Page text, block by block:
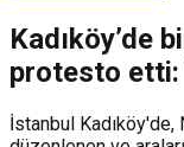
sürdürülebilir atık
Kadıköy’de
protesto etti:
İstanbul Kadıköy'de,